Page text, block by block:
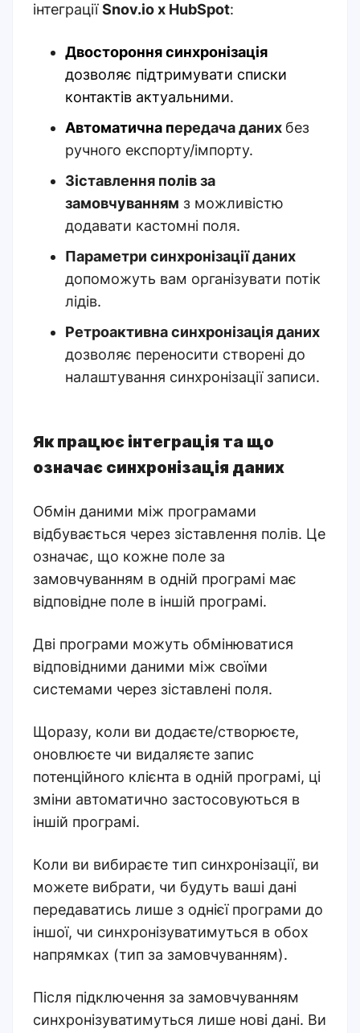
інтеграціїSnov.io x HubSpot:
Двостороння синхронізація
дозволяє підтримувати списки
контактів актуальними.
Автоматична передача даних без
ручного експорту/імпорту.
Зіставлення полів за
замовчуванням з можливістю
додавати кастомні поля.
Параметри синхронізації даних
допоможуть вам організувати потік
лідів.
Ретроактивна синхронізація даних
дозволяє переносити створені до
налаштування синхронізації записи.
Як працює інтеграція та що
означає синхронізація даних
Обмін даними між програмами
відбувається через зіставлення полів. Це
означає, що кожне поле за
замовчуванням в одній програмі має
відповідне поле в іншій програмі.
Дві програми можуть обмінюватися
відповідними даними між своїми
системами через зіставлені поля.
Щоразу, коли ви додаєте/створюєте,
оновлюєте чи видаляєте запис
потенційного клієнта в одній програмі, ці
зміни автоматично застосовуються в
іншій програмі.
Коли ви вибираєте тип синхронізації, ви
можете вибрати, чи будуть ваші дані
передаватись лише з однієї програми до
іншої, чи синхронізуватимуться в обох
напрямках (тип за замовчуванням).
Після підключення за замовчуванням
синхронізуватимуться лише нові дані. Ви